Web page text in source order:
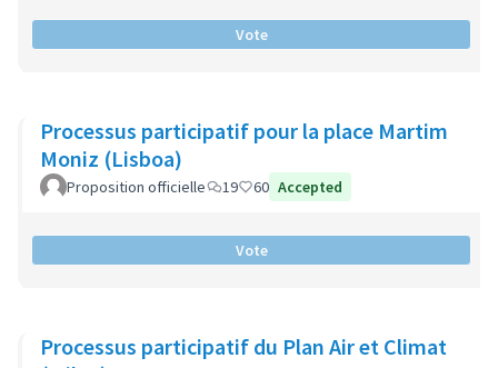
Vote
Processus participatif pour la place Martim
Moniz (Lisboa)
Proposition officielle 19 60 Accepted
Vote
Processus participatif du Plan Air et Climat